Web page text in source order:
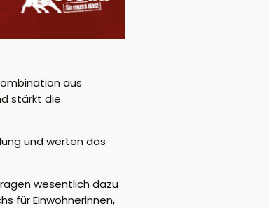
aus
stärkt die
und werten das
wesentlich dazu
für Einwohnerinnen,